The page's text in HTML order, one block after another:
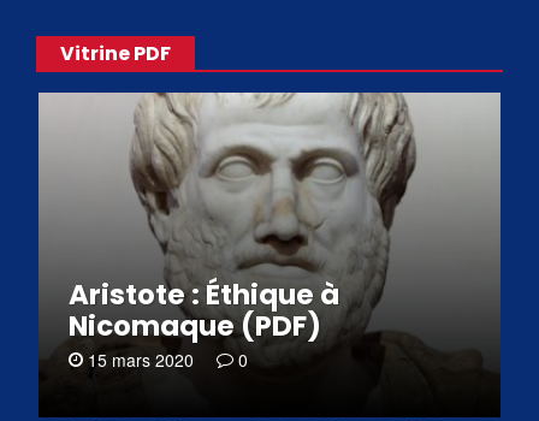
Vitrine PDF
Aristote : Éthique à
Nicomaque (PDF)
15 mars 2020 0